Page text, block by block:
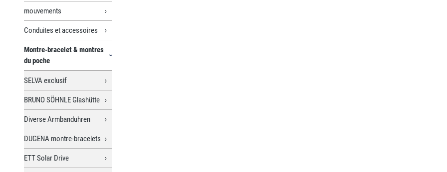
mouvements
Conduites et accessoires
Montre-bracelet & montres
du poche
SELVA exclusif
BRUNO SÖHNLE Glashütte
Diverse Armbanduhren
DUGENA montre-bracelets
ETT Solar Drive